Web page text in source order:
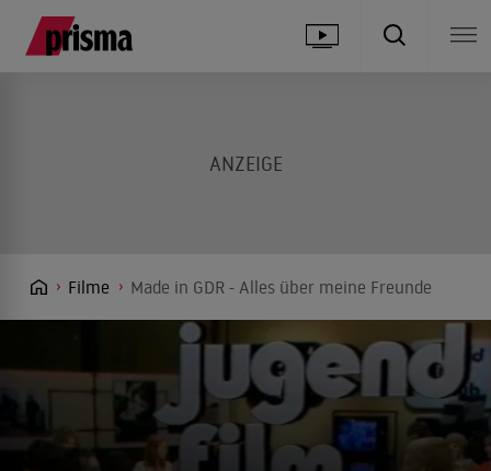
Filme Made in GDR - Alles über meine Freunde